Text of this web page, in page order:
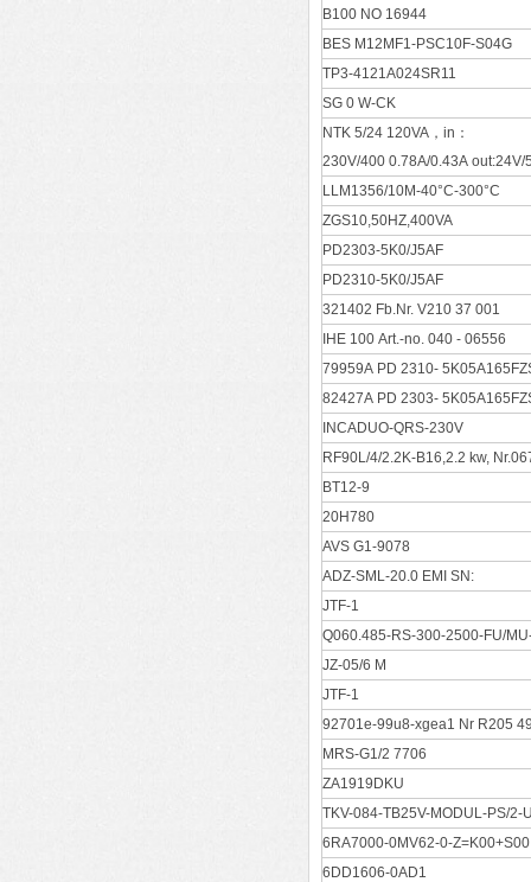
B100 NO 16944
BES M12MF1-PSC10F-S04G
TP3-4121A024SR11
SG 0 W-CK
NTK 5/24 120VA，in：
230V/400 0.78A/0.43A out:24V/
LLM1356/10M-40°C-300°C
ZGS10,50HZ,400VA
PD2303-5K0/J5AF
PD2310-5K0/J5AF
321402 Fb.Nr. V210 37 001
IHE 100 Art.-no. 040 - 06556
79959A PD 2310-
82427A PD 2303-
INCADUO-QRS-230V
RF90L/4/2.2K-B16,2.2 kw,
BT12-9
20H780
AVS G1-9078
ADZ-SML-20.0 EMI SN:
JTF-1
Q060.485-RS-300-2500-FU/
JZ-05/6 M
JTF-1
92701e-99u8-xgea1 Nr R205
MRS-G1/2 7706
ZA1919DKU
TKV-084-TB25V-MODUL-PS/2-
6RA7000-0MV62-0-Z=K00+S00
6DD1606-0AD1